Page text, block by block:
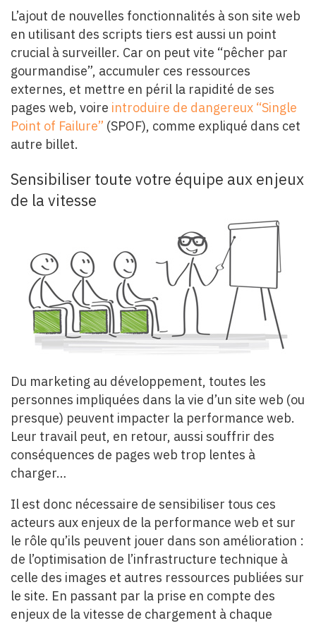
L’ajout de nouvelles fonctionnalités à son site web
en utilisant des scripts tiers est aussi un point
crucial à surveiller. Car on peut vite “pêcher par
gourmandise”, accumuler ces ressources
externes, et mettre en péril la rapidité de ses
pages web, voire introduire de dangereux “Single
Point of Failure” (SPOF), comme expliqué dans cet
autre billet.
Sensibiliser toute votre équipe aux enjeux
de la vitesse
Du marketing au développement, toutes les
personnes impliquées dans la vie d’un site web (ou
presque) peuvent impacter la performance web.
Leur travail peut, en retour, aussi souffrir des
conséquences de pages web trop lentes à
charger…
Il est donc nécessaire de sensibiliser tous ces
acteurs aux enjeux de la performance web et sur
le rôle qu’ils peuvent jouer dans son amélioration :
de l’optimisation de l’infrastructure technique à
celle des images et autres ressources publiées sur
le site. En passant par la prise en compte des
enjeux de la vitesse de chargement à chaque